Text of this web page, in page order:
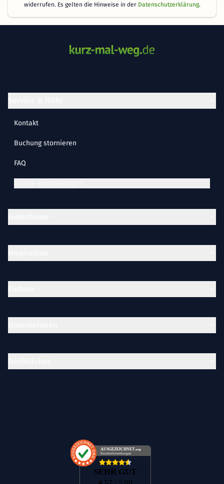
widerrufen. Es gelten die Hinweise in der Datenschutzerklärung.
AUSGEZEICHNET .org
Kundenbewertungen
SEHR GUT
Kontakt
Buchung stornieren
FAQ